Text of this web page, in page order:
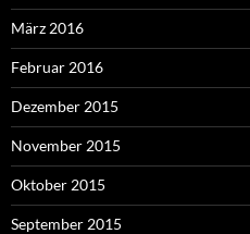
März 2016
Februar 2016
Dezember 2015
November 2015
Oktober 2015
September 2015